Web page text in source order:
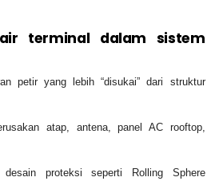
terminal dalam sistem
petir yang lebih “disukai” dari struktur
atap, antena, panel AC rooftop,
desain proteksi seperti Rolling Sphere